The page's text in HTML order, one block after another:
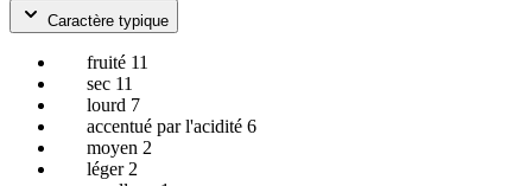
Caractère typique
fruité 11
sec 11
lourd 7
accentué par l'acidité 6
moyen 2
léger 2